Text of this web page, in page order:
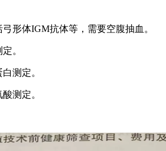
体IGM抗体等，需要空腹抽血。
。
测定。
测定。